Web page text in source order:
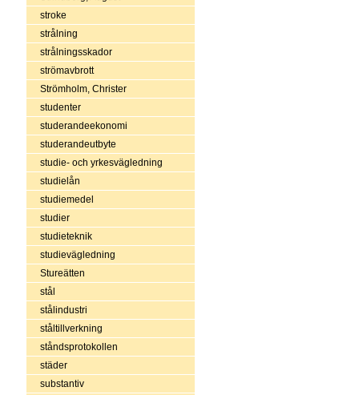
stroke
strålning
strålningsskador
strömavbrott
Strömholm, Christer
studenter
studerandeekonomi
studerandeutbyte
studie- och yrkesvägledning
studielån
studiemedel
studier
studieteknik
studievägledning
Stureätten
stål
stålindustri
ståltillverkning
ståndsprotokollen
städer
substantiv